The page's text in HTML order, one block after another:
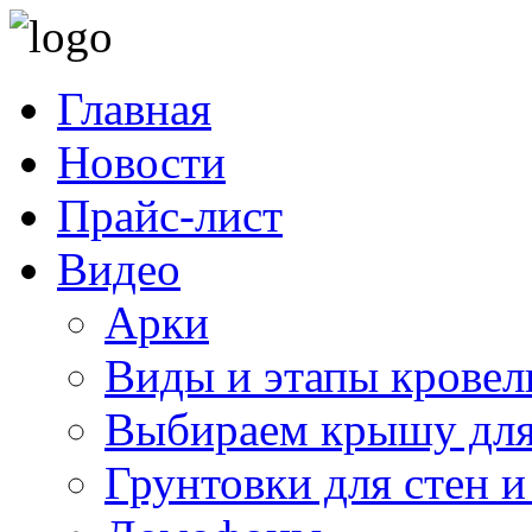
Главная
Новости
Прайс-лист
Видео
Арки
Виды и этапы
Выбираем крышу
Грунтовки для стен